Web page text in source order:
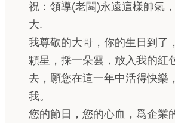
祝：領導(老闆)永遠這樣帥氣
大.
我尊敬的大哥，你的生日到了
顆星，採一朵雲，放入我的紅
去，願您在這一年中活得快樂
我。
您的節日，您的心血，爲企業